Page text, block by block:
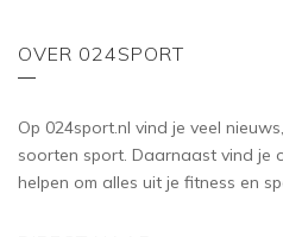
OVER 024SPORT
Op 024sport.nl vind je veel
soorten sport. Daarnaast vind je
helpen om alles uit je fitness en